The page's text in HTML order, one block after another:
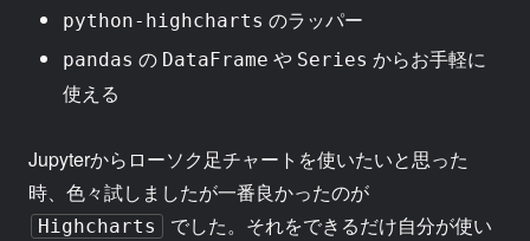
python-highcharts のラッパー
pandas の DataFrame や Series からお手軽に
使える
Jupyterからローソク足チャートを使いたいと思った
時、色々試しましたが一番良かったのが
Highcharts
でした。それをできるだけ自分が使い